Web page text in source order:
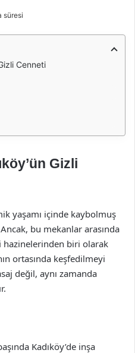
süresi
Cenneti
Gizli
yaşamı içinde kaybolmuş
bu mekanlar arasında
hazinelerinden biri olarak
ortasında keşfedilmeyi
değil, aynı zamanda
Kadıköy’de inşa